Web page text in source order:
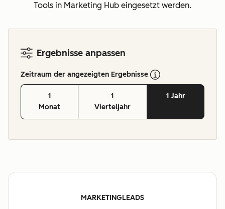
Tools in Marketing Hub eingesetzt werden.
Ergebnisse anpassen
Zeitraum der angezeigten Ergebnisse
1
Monat
1
Vierteljahr
1 Jahr
MARKETINGLEADS